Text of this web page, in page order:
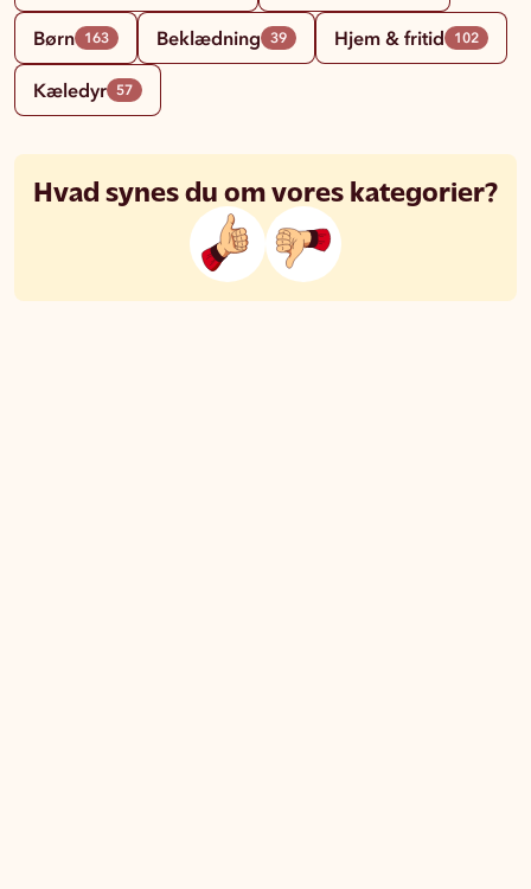
Børn 163 Beklædning 39 Hjem & fritid 102
Kæledyr 57
Hvad synes du om vores kategorier?